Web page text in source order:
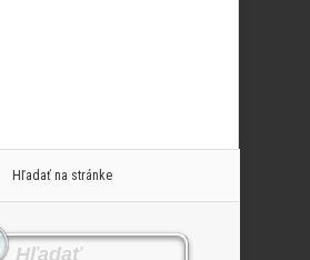
Hľadať na stránke